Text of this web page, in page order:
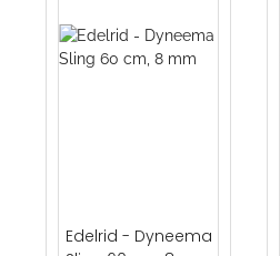
Edelrid - Dyneema